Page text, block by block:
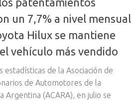
un 7,7% a nivel mensual
Hilux se mantiene
vehículo más vendido
estadísticas de la Asociación de
de Automotores de la
Argentina (ACARA), en julio se